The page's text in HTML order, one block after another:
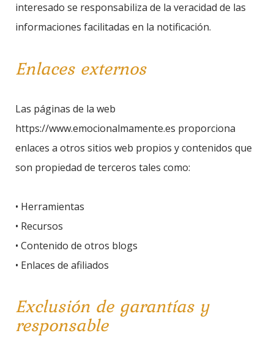
interesado se responsabiliza de la veracidad de las
informaciones facilitadas en la notificación.
Enlaces externos
Las páginas de la web
https://www.emocionalmamente.es proporciona
enlaces a otros sitios web propios y contenidos que
son propiedad de terceros tales como:
• Herramientas
• Recursos
• Contenido de otros blogs
• Enlaces de afiliados
Exclusión de garantías y
responsable